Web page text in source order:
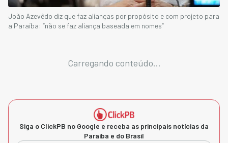
João Azevêdo diz que faz alianças por propósito e com projeto para
a Paraíba: “não se faz aliança baseada em nomes”
Carregando conteúdo...
Siga o ClickPB no Google e receba as principais notícias da
Paraíba e do Brasil